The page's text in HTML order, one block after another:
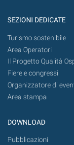
SEZIONI DEDICATE
Turismo sostenibile
Area Operatori
Il Progetto Qualità
Fiere e congressi
Organizzatore di
Area stampa
DOWNLOAD
Pubblicazioni